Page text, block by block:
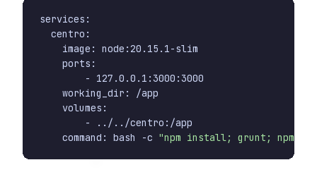
    command: bash -c
"npm install; grunt; npm